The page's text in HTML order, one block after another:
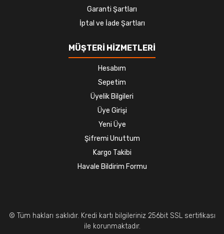
Garanti Şartları
İptal ve İade Şartları
MÜŞTERİ HİZMETLERİ
Hesabım
Sepetim
Üyelik Bilgileri
Üye Girişi
Yeni Üye
Şifremi Unuttum
Kargo Takibi
Havale Bildirim Formu
© Tüm hakları saklıdır. Kredi kartı bilgileriniz 256bit SSL sertifikası
ile korunmaktadır.